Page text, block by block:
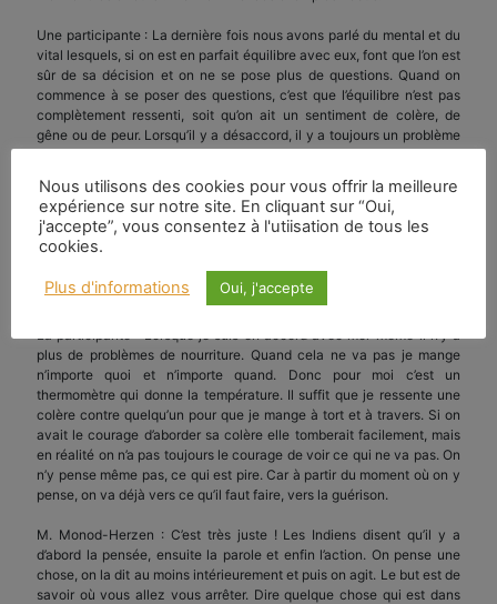
Une participante : La dernière fois nous avons parlé du mental et du
vital lesquels, si on est en parfait équilibre avec eux, font que l’on est
sûr de sa décision et on ne se pose plus de questions. Quand on
commence à se poser des questions, c’est que l’équilibre n’est pas
complètement ressenti, soit qu’on ait un sentiment de colère, de
gêne ou de peur. Lorsqu’il y a désaccord, il y a toujours un problème
d’égo. Et quand on trouve la bonne méthode d’analyse du vital et du
petit on peut arriver à une meilleure compréhension de soi-même et
à ce qu’on peut appeler une prise de conscience.
M. Monod-Herzen : Il y a un domaine dans lequel bien souvent on a
à faire un choix, c’est celui de l’alimentation. Quelles sont les choses
que vous pouvez manger ou que vous voulez manger.
plus de problèmes de nourriture. Quand cela ne va pas je mange
n’importe quoi et n’importe quand. Donc pour moi c’est un
thermomètre qui donne la température. Il suffit que je ressente une
colère contre quelqu’un pour que je mange à tort et à travers. Si on
avait le courage d’aborder sa colère elle tomberait facilement, mais
en réalité on n’a pas toujours le courage de voir ce qui ne va pas. On
n’y pense même pas, ce qui est pire. Car à partir du moment où on y
pense, on va déjà vers ce qu’il faut faire, vers la guérison.
M. Monod-Herzen : C’est très juste ! Les Indiens disent qu’il y a
d’abord la pensée, ensuite la parole et enfin l’action. On pense une
chose, on la dit au moins intérieurement et puis on agit. Le but est de
savoir où vous allez vous arrêter. Dire quelque chose qui est dans
Nous utilisons des cookies pour vous offrir la meilleure
expérience sur notre site. En cliquant sur “Oui,
j'accepte”, vous consentez à l'utiisation de tous les
cookies.
Plus d'informations Oui, j'accepte